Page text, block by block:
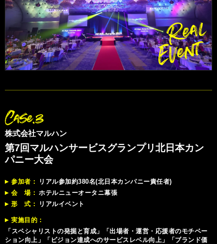
第7回マルハンサービスグランプリ北日本カン
パニー大会
株式会社マルハン
参加者
リアル参加約380名(北日本カンパニー責任者)
会 場
ホテルニューオータニ幕張
形 式
リアルイベント
実施目的
「スペシャリストの発掘と育成」「出場者・運営・応援者のモチベー
ション向上」「ビジョン達成へのサービスレベル向上」「ブランド価